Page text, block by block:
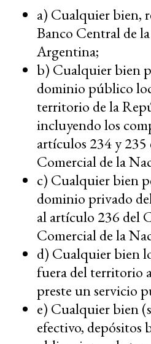
a) Cualquier bien,
Banco Central de
Argentina;
b) Cualquier bien
dominio público
territorio de la
incluyendo los
artículos 234 y
Comercial de la
c) Cualquier bien
dominio privado
al artículo 236 del
Comercial de la
d) Cualquier bien
fuera del territorio
preste un servicio
e) Cualquier bien
efectivo, depósitos